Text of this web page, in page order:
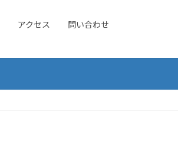
アクセス 問い合わせ